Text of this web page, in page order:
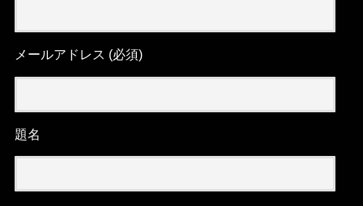
メールアドレス (必須)
題名